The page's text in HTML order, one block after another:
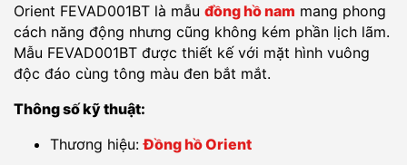
Orient FEVAD001BT là mẫu đồng hồ nam mang phong
cách năng động nhưng cũng không kém phần lịch lãm.
Mẫu FEVAD001BT được thiết kế với mặt hình vuông
độc đáo cùng tông màu đen bắt mắt.
Thông số kỹ thuật:
Thương hiệu:Đồng hồ Orient